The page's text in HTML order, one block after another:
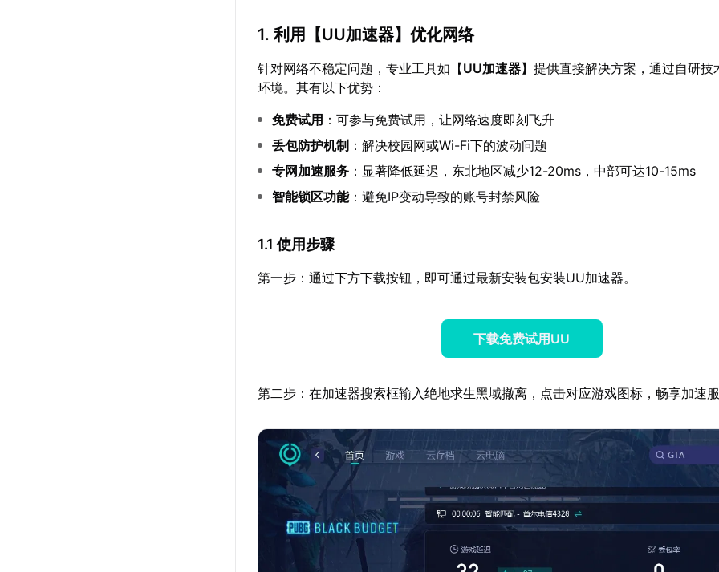
1. 利用【UU加速器】优化网络
针对网络不稳定问题，专业工具如【UU加速器】提供直接解决方案，通过自研技
环境。其有以下优势：
免费试用 ：可参与免费试用，让网络速度即刻飞升
丢包防护机制 ：解决校园网或Wi-Fi下的波动问题
专网加速服务 ：显著降低延迟，东北地区减少12-20ms，中部可达10-15ms
智能锁区功能：避免IP变动导致的账号封禁风险
1.1 使用步骤
第一步：通过下方下载按钮，即可通过最新安装包安装UU加速器。
下载免费试用UU
第二步：在加速器搜索框输入绝地求生黑域撤离，点击对应游戏图标，畅享加速